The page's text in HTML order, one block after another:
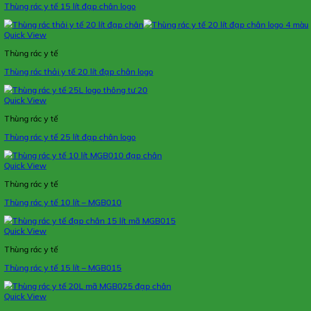
Thùng rác y tế 15 lít đạp chân logo
Quick View
Thùng rác y tế
Thùng rác thải y tế 20 lít đạp chân logo
Quick View
Thùng rác y tế
Thùng rác y tế 25 lít đạp chân logo
Quick View
Thùng rác y tế
Thùng rác y tế 10 lít – MGB010
Quick View
Thùng rác y tế
Thùng rác y tế 15 lít – MGB015
Quick View